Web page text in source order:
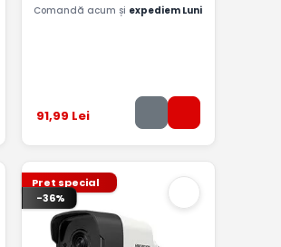
Comandă acum și expediem Luni
91,99 Lei
Pret special
-36%